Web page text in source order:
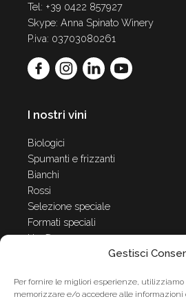
Gestisci
Per fornire le migliori esperienze, utilizziamo
memorizzare e/o accedere alle informazioni
Tel: +39 0422 857927
Skype: Anna Spinato Winery
P.iva: 03703080261
I nostri vini
Biologici
Spumanti e frizzanti
Bianchi
Rossi
Selezione speciale
Formati speciali
HerØ
Il mondo di Anna Spinato